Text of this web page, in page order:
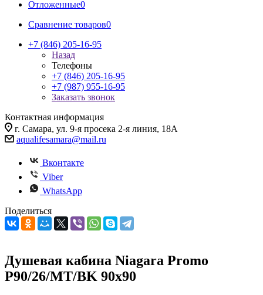
Отложенные0
Сравнение товаров0
+7 (846) 205-16-95
Назад
Телефоны
+7 (846) 205-16-95
+7 (987) 955-16-95
Заказать звонок
Контактная информация
г. Самара, ул. 9-я просека 2-я линия, 18А
aqualifesamara@mail.ru
Вконтакте
Viber
WhatsApp
Поделиться
Душевая кабина Niagara Promo
P90/26/MT/BK 90х90